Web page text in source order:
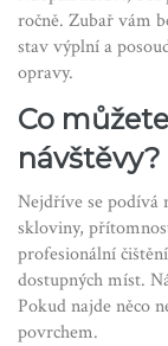
ročně. Zubař vám
stav výplní a
opravy.
Co
návštěvy?
Nejdříve se podívá
skloviny,
profesionální
dostupných míst.
Pokud najde něco
povrchem.